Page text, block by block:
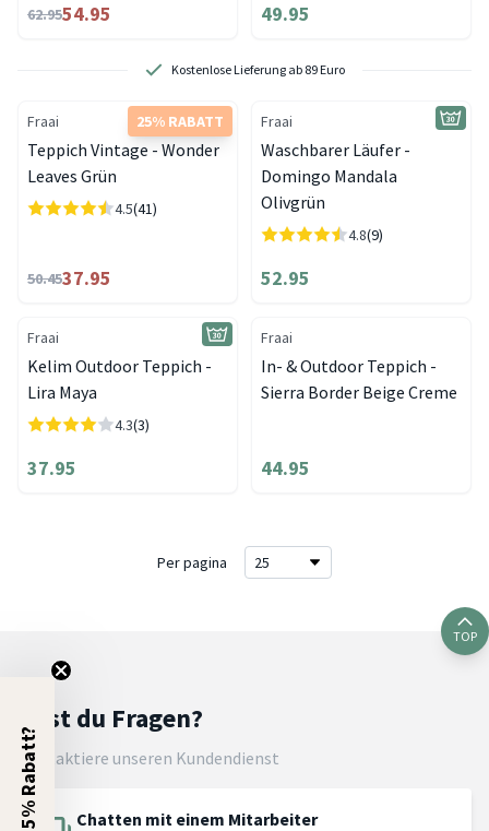
62.9554.95 49.95
Kostenlose Lieferung ab 89 Euro
25% RABATT
Fraai
Teppich Vintage - Wonder
Leaves Grün
4.5(41)
50.4537.95
Fraai
Waschbarer Läufer -
Domingo Mandala
Olivgrün
4.8(9)
52.95
Fraai
Kelim Outdoor Teppich -
Lira Maya
4.3(3)
37.95
Fraai
In- & Outdoor Teppich -
Sierra Border Beige Creme
44.95
Per pagina
TOP
Hast du Fragen?
Kontaktiere unseren Kundendienst
Chatten mit einem Mitarbeiter
5% Rabatt?